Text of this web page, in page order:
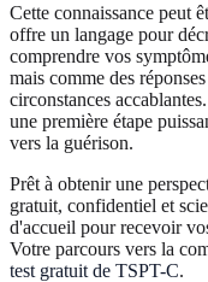
Cette connaissance peut
offre un langage pour
comprendre vos
mais comme des
circonstances
une première étape
vers la guérison.
Prêt à obtenir une
gratuit, confidentiel et
d'accueil pour recevoir
Votre parcours vers la
test gratuit de TSPT-C.